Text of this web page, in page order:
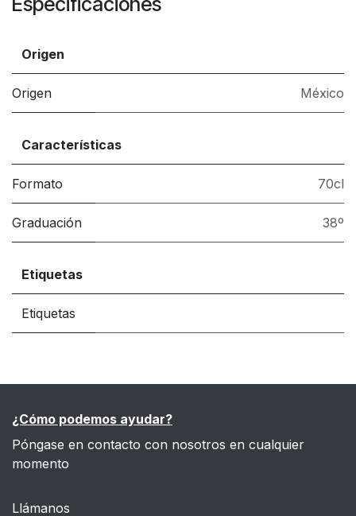
Origen
Origen México
Características
Formato 70cl
Graduación 38º
Etiquetas
Etiquetas
¿Cómo podemos ayudar?
Póngase en contacto con nosotros en cualquier
momento
Llámanos